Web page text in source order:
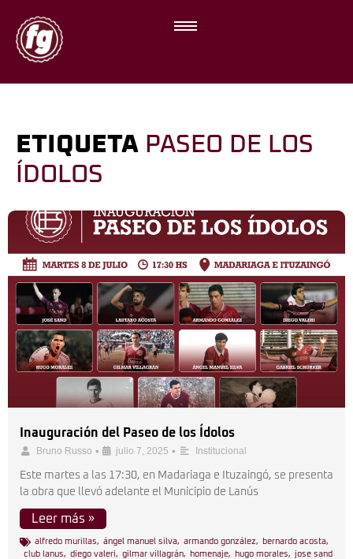
ETIQUETA PASEO DE LOS
ÍDOLOS
Inauguración del Paseo de los Ídolos
Bruno Russo • julio 7, 2025 • Institucional
Este martes a las 17:30, en Madariaga e Ituzaingó, se presenta
la obra que llevó adelante el Municipio de Lanús
Leer más »
alfredo murillas, ángel manuel silva, armando gonzález, bernardo acosta,
club lanus, diego valeri, gilmar villagrán, homenaje, hugo morales, jose sand